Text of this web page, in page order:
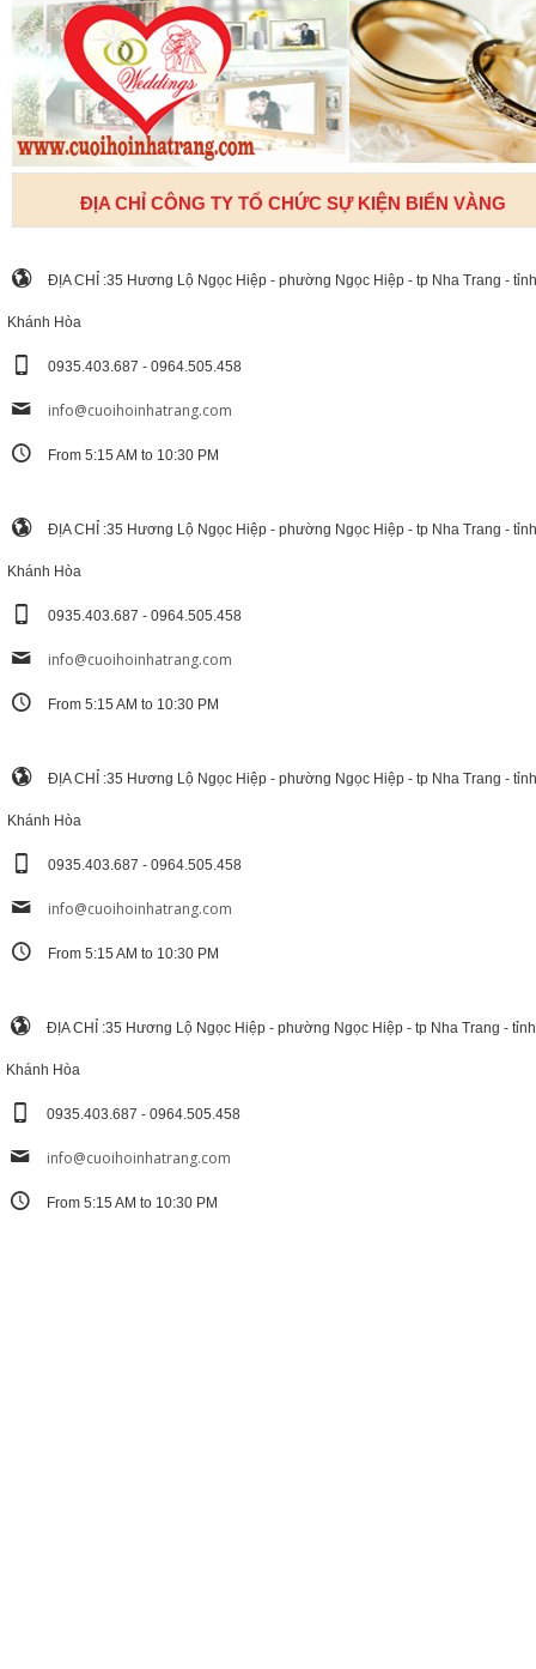
ĐỊA CHỈ CÔNG TY TỔ CHỨC SỰ KIỆN BIỂN VÀNG
ĐỊA CHỈ :35 Hương Lộ Ngọc Hiệp - phường Ngọc Hiệp - tp Nha Trang - tỉnh
Khánh Hòa
0935.403.687 - 0964.505.458
info@cuoihoinhatrang.com
From 5:15 AM to 10:30 PM
ĐỊA CHỈ :35 Hương Lộ Ngọc Hiệp - phường Ngọc Hiệp - tp Nha Trang - tỉnh
Khánh Hòa
0935.403.687 - 0964.505.458
info@cuoihoinhatrang.com
From 5:15 AM to 10:30 PM
ĐỊA CHỈ :35 Hương Lộ Ngọc Hiệp - phường Ngọc Hiệp - tp Nha Trang - tỉnh
Khánh Hòa
0935.403.687 - 0964.505.458
info@cuoihoinhatrang.com
From 5:15 AM to 10:30 PM
ĐỊA CHỈ :35 Hương Lộ Ngọc Hiệp - phường Ngọc Hiệp - tp Nha Trang - tỉnh
Khánh Hòa
0935.403.687 - 0964.505.458
info@cuoihoinhatrang.com
From 5:15 AM to 10:30 PM